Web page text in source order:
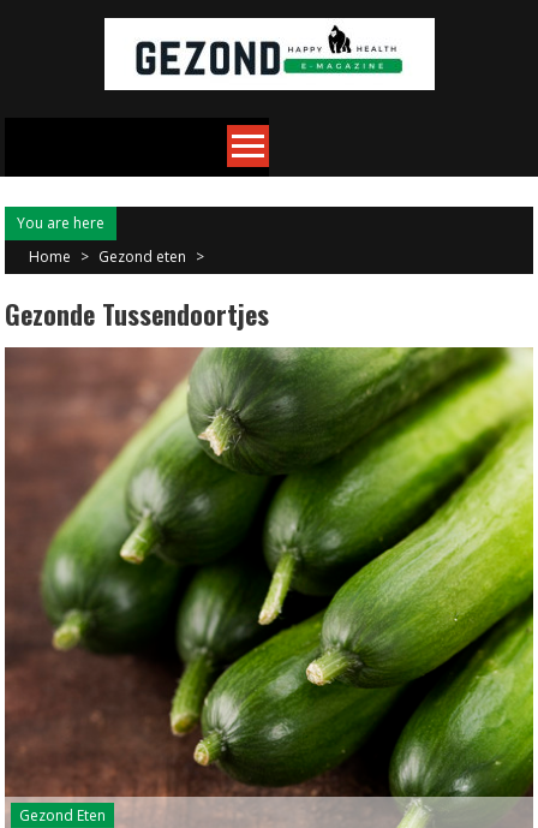
You are here
Home > Gezond eten >
Gezonde Tussendoortjes
Gezond Eten